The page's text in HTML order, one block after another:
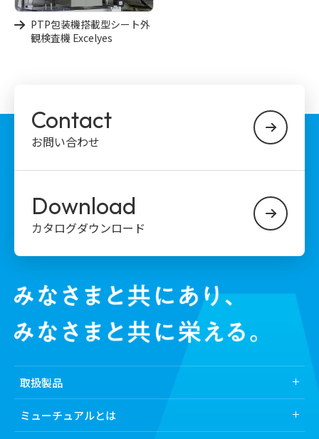
PTP包装機搭載型シート外
観検査機 Excelyes
Contact
お問い合わせ
Download
カタログダウンロード
取扱製品
ミューチュアルとは